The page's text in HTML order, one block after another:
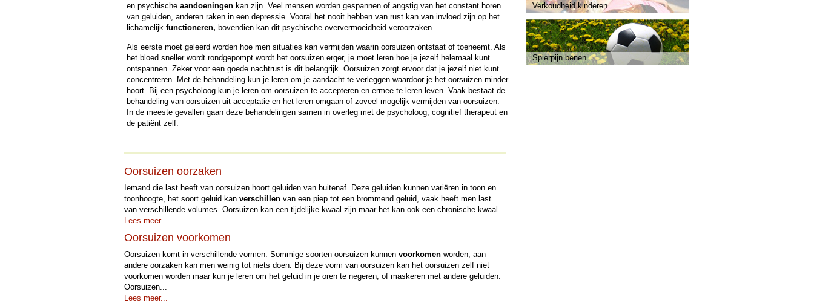
en psychische aandoeningenkan zijn. Veel mensen worden gespannen of angstig van het constant horen
van geluiden, anderen raken in een depressie. Vooral het nooit hebben van rust kan van invloed zijn op het
lichamelijk functioneren, bovendien kan dit psychische oververmoeidheid veroorzaken.
Als eerste moet geleerd worden hoe men situaties kan vermijden waarin oorsuizen ontstaat of toeneemt. Als
het bloed sneller wordt rondgepompt wordt het oorsuizen erger, je moet leren hoe je jezelf helemaal kunt
ontspannen. Zeker voor een goede nachtrust is dit belangrijk. Oorsuizen zorgt ervoor dat je jezelf niet kunt
concentreren. Met de behandeling kun je leren om je aandacht te verleggen waardoor je het oorsuizen minder
hoort. Bij een psycholoog kun je leren om oorsuizen te accepteren en ermee te leren leven. Vaak bestaat de
behandeling van oorsuizen uit acceptatie en het leren omgaan of zoveel mogelijk vermijden van oorsuizen.
In de meeste gevallen gaan deze behandelingen samen in overleg met de psycholoog, cognitief therapeut en
de patiënt zelf.
Oorsuizen oorzaken
Iemand die last heeft van oorsuizen hoort geluiden van buitenaf. Deze geluiden kunnen variëren in toon en
toonhoogte, het soort geluid kan verschillenvan een piep tot een brommend geluid, vaak heeft men last
van verschillende volumes. Oorsuizen kan een tijdelijke kwaal zijn maar het kan ook een chronische kwaal...
Lees meer...
Oorsuizen voorkomen
Oorsuizen komt in verschillende vormen. Sommige soorten oorsuizen kunnen voorkomenworden, aan
andere oorzaken kan men weinig tot niets doen. Bij deze vorm van oorsuizen kan het oorsuizen zelf niet
voorkomen worden maar kun je leren om het geluid in je oren te negeren, of maskeren met andere geluiden.
Oorsuizen...
Lees meer...
Verkoudheid kinderen
Spierpijn benen